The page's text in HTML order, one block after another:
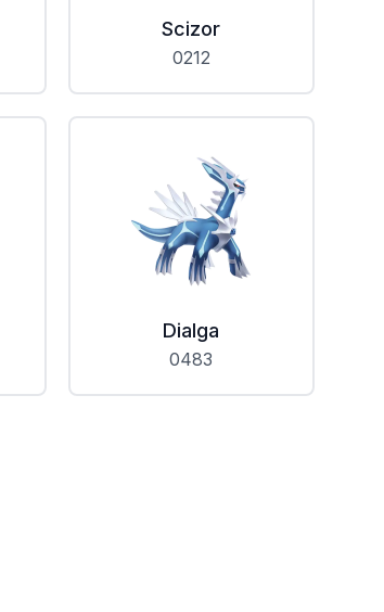
Scizor
0212
Dialga
0483